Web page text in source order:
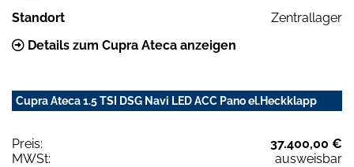
Standort
Zentrallager
Details zum Cupra Ateca anzeigen
Cupra Ateca 1.5 TSI DSG Navi LED ACC Pano el.Heckklapp
Preis:
37.400,00 €
MWSt:
ausweisbar